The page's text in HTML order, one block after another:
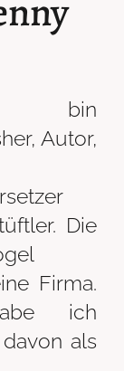
bin
Autor,
Die
Firma.
ich
als